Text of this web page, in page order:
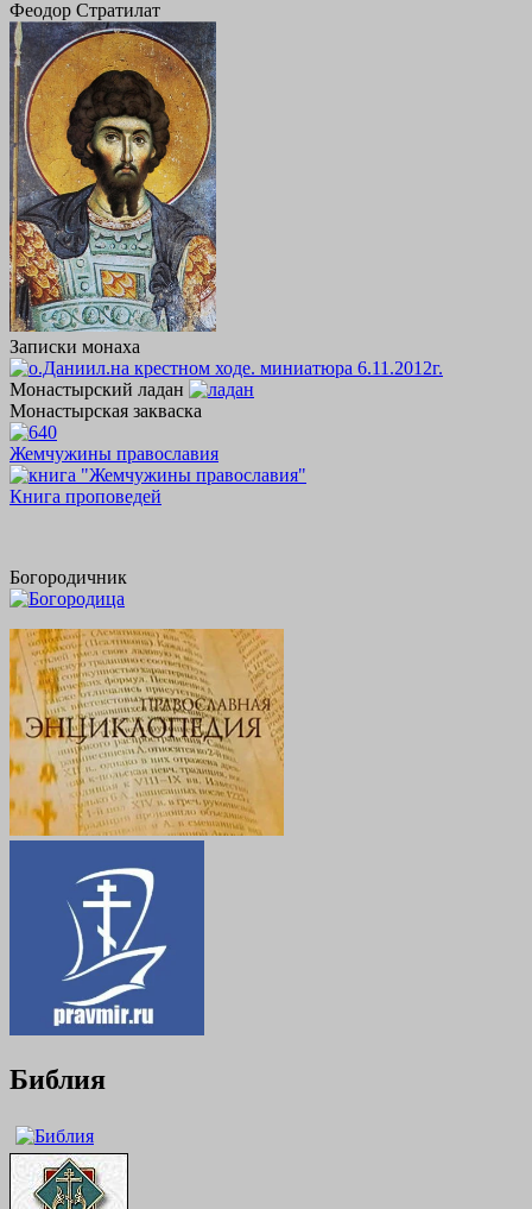
Феодор Стратилат
Записки монаха
Монастырский ладан
Монастырская закваска
Жемчужины православия
Книга проповедей
Богородичник
Библия